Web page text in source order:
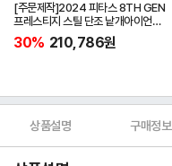
[주문제작]2024 피타스 8TH GEN
프레스티지 스틸 단조 낱개아이언
[남성용][4번][NSPRO950GH
NEO]
30% 210,786원
상품설명 구매정보